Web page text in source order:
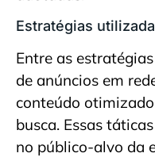
Estratégias
Entre as
de anúncios em
conteúdo
busca. Essas
no público-alvo da